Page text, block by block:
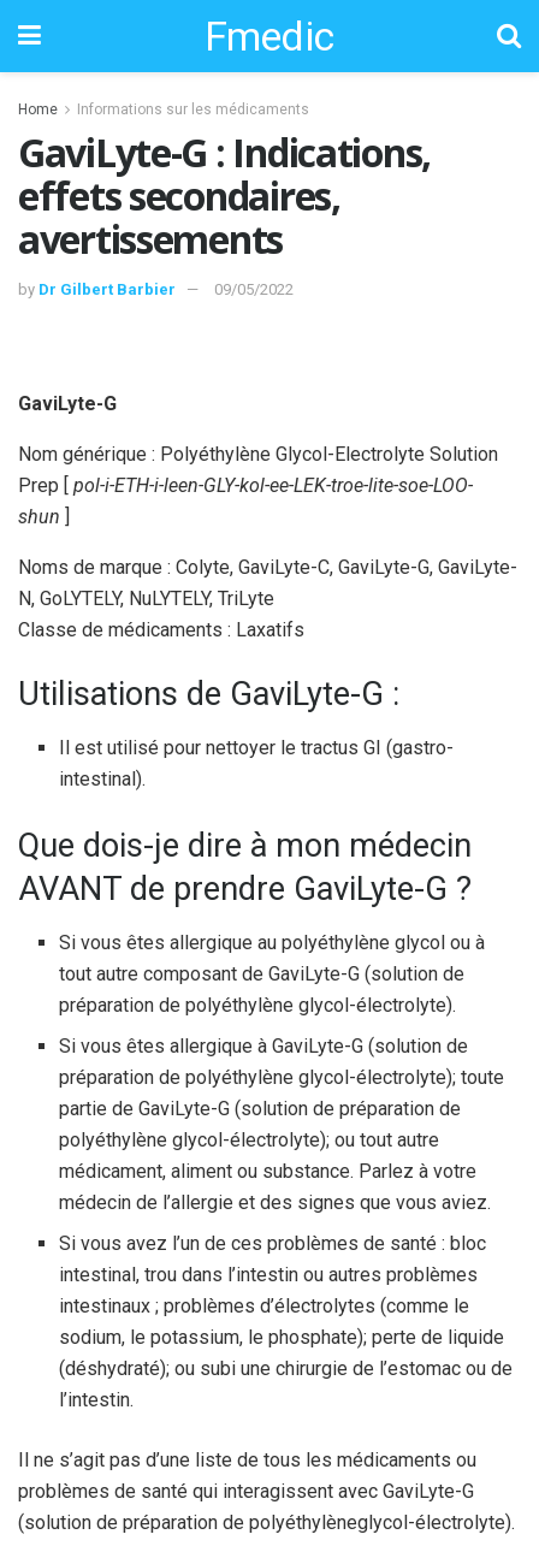
Fmedic
Home Informations sur les médicaments
GaviLyte-G : Indications,
effets secondaires,
avertissements
by Dr Gilbert Barbier 09/05/2022
GaviLyte-G
Nom générique : Polyéthylène Glycol-Electrolyte Solution
Prep [ pol-i-ETH-i-leen-GLY-kol-ee-LEK-troe-lite-soe-LOO-
shun ]
Noms de marque : Colyte, GaviLyte-C, GaviLyte-G, GaviLyte-
N, GoLYTELY, NuLYTELY, TriLyte
Classe de médicaments : Laxatifs
Utilisations de GaviLyte-G :
Il est utilisé pour nettoyer le tractus GI (gastro-
intestinal).
Que dois-je dire à mon médecin
AVANT de prendre GaviLyte-G ?
Si vous êtes allergique au polyéthylène glycol ou à
tout autre composant de GaviLyte-G (solution de
préparation de polyéthylène glycol-électrolyte).
Si vous êtes allergique à GaviLyte-G (solution de
préparation de polyéthylène glycol-électrolyte); toute
partie de GaviLyte-G (solution de préparation de
polyéthylène glycol-électrolyte); ou tout autre
médicament, aliment ou substance. Parlez à votre
médecin de l’allergie et des signes que vous aviez.
Si vous avez l’un de ces problèmes de santé : bloc
intestinal, trou dans l’intestin ou autres problèmes
intestinaux ; problèmes d’électrolytes (comme le
sodium, le potassium, le phosphate); perte de liquide
(déshydraté); ou subi une chirurgie de l’estomac ou de
l’intestin.
Il ne s’agit pas d’une liste de tous les médicaments ou
problèmes de santé qui interagissent avec GaviLyte-G
(solution de préparation de polyéthylèneglycol-électrolyte).